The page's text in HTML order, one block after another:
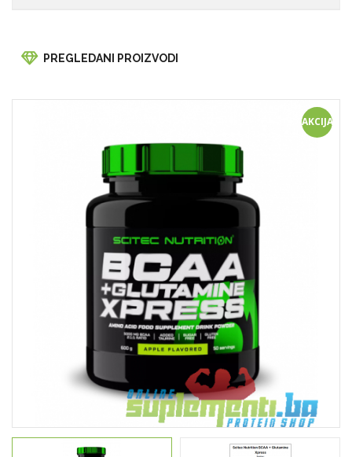
PREGLEDANI PROIZVODI
AKCIJA!